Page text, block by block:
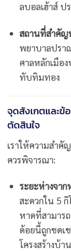
ลบอลเฮ้าส์
สถานที่สำคัญ
พยาบาลปรา
ศาลหลักเมือ
ทับทิมทอง
จุดสังเกตและข้
ตัดสินใจ
เราให้ความสำคั
ควรพิจารณา:
ระยะห่างจาก
สะดวกใน 5
หาดที่สามารถ
ด้อยนี้ถูกชดเ
โครงสร้างบ้าน